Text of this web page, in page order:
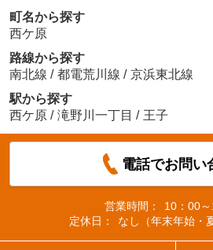
町名から探す
西ケ原
路線から探す
南北線 / 都電荒川線 / 京浜東北線
駅から探す
西ケ原 / 滝野川一丁目 / 王子
電話でお問い
営業時間：
10：00
定休日：
なし（年末年始・